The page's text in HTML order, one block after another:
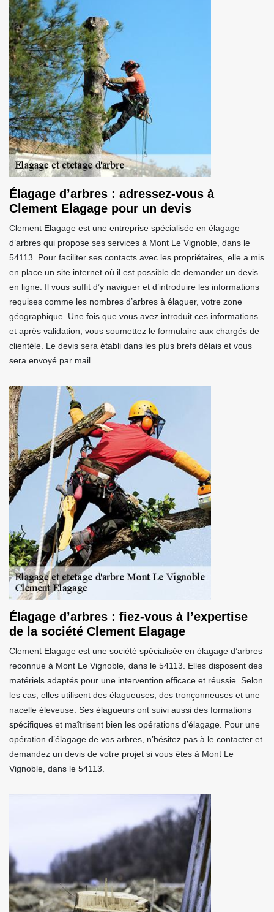
Élagage d’arbres : adressez-vous à
Clement Elagage pour un devis
Clement Elagage est une entreprise spécialisée en élagage
d’arbres qui propose ses services à Mont Le Vignoble, dans le
54113. Pour faciliter ses contacts avec les propriétaires, elle a mis
en place un site internet où il est possible de demander un devis
en ligne. Il vous suffit d’y naviguer et d’introduire les informations
requises comme les nombres d’arbres à élaguer, votre zone
géographique. Une fois que vous avez introduit ces informations
et après validation, vous soumettez le formulaire aux chargés de
clientèle. Le devis sera établi dans les plus brefs délais et vous
sera envoyé par mail.
Élagage d’arbres : fiez-vous à l’expertise
de la société Clement Elagage
Clement Elagage est une société spécialisée en élagage d’arbres
reconnue à Mont Le Vignoble, dans le 54113. Elles disposent des
matériels adaptés pour une intervention efficace et réussie. Selon
les cas, elles utilisent des élagueuses, des tronçonneuses et une
nacelle éleveuse. Ses élagueurs ont suivi aussi des formations
spécifiques et maîtrisent bien les opérations d’élagage. Pour une
opération d’élagage de vos arbres, n’hésitez pas à le contacter et
demandez un devis de votre projet si vous êtes à Mont Le
Vignoble, dans le 54113.